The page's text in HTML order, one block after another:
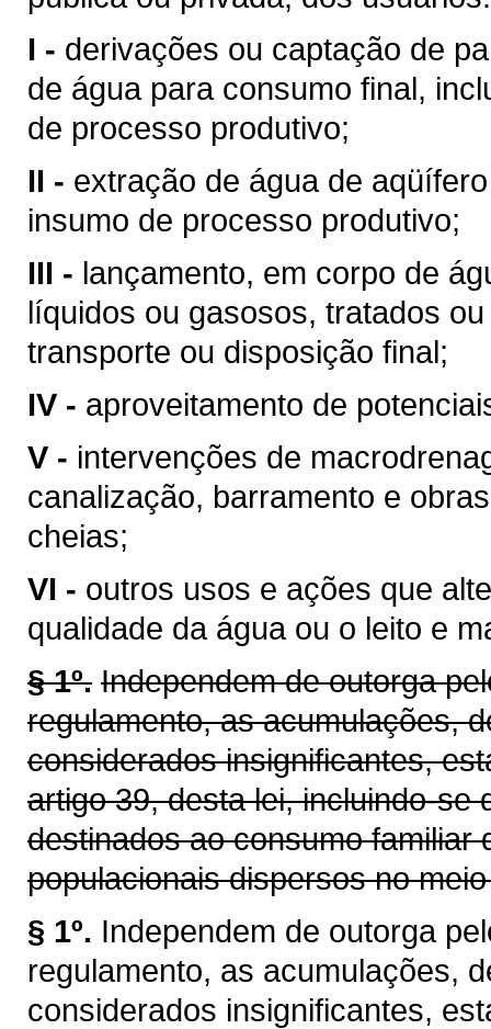
I - derivações ou captação de
de água para consumo final,
de processo produtivo;
II - extração de água de
insumo de processo produtivo;
III - lançamento, em corpo de
líquidos ou gasosos, tratados
transporte ou disposição final;
IV - aproveitamento de
V - intervenções de
canalização, barramento e
cheias;
VI - outros usos e ações que
qualidade da água ou o leito e
§ 1º. Independem de outorga
regulamento, as acumulações,
considerados insignificantes,
artigo 39, desta lei, incluindo-se
destinados ao consumo familiar
populacionais dispersos no
§ 1º. Independem de outorga
regulamento, as acumulações,
considerados insignificantes,